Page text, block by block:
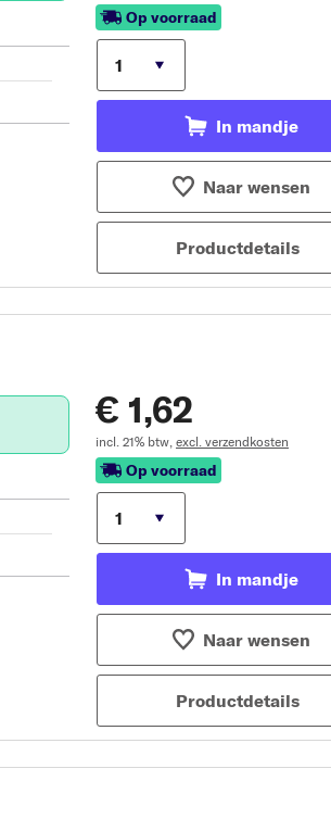
Op voorraad
In mandje
Naar wensen
Productdetails
€ 1,62
incl. 21% btw, excl. verzendkosten
Op voorraad
In mandje
Naar wensen
Productdetails